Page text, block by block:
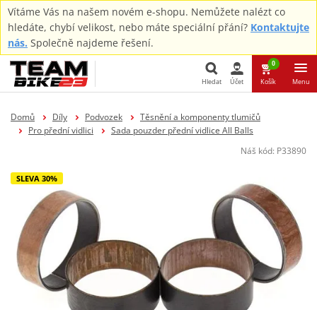
Vítáme Vás na našem novém e-shopu. Nemůžete nalézt co
hledáte, chybí velikost, nebo máte speciální přání? Kontaktujte
nás. Společně najdeme řešení.
Hledat Účet
0
Košík Menu
Domů Díly Podvozek
Těsnění a komponenty tlumičů
Pro přední vidlici
Sada pouzder přední vidlice All Balls
Náš kód: P33890
SLEVA 30%